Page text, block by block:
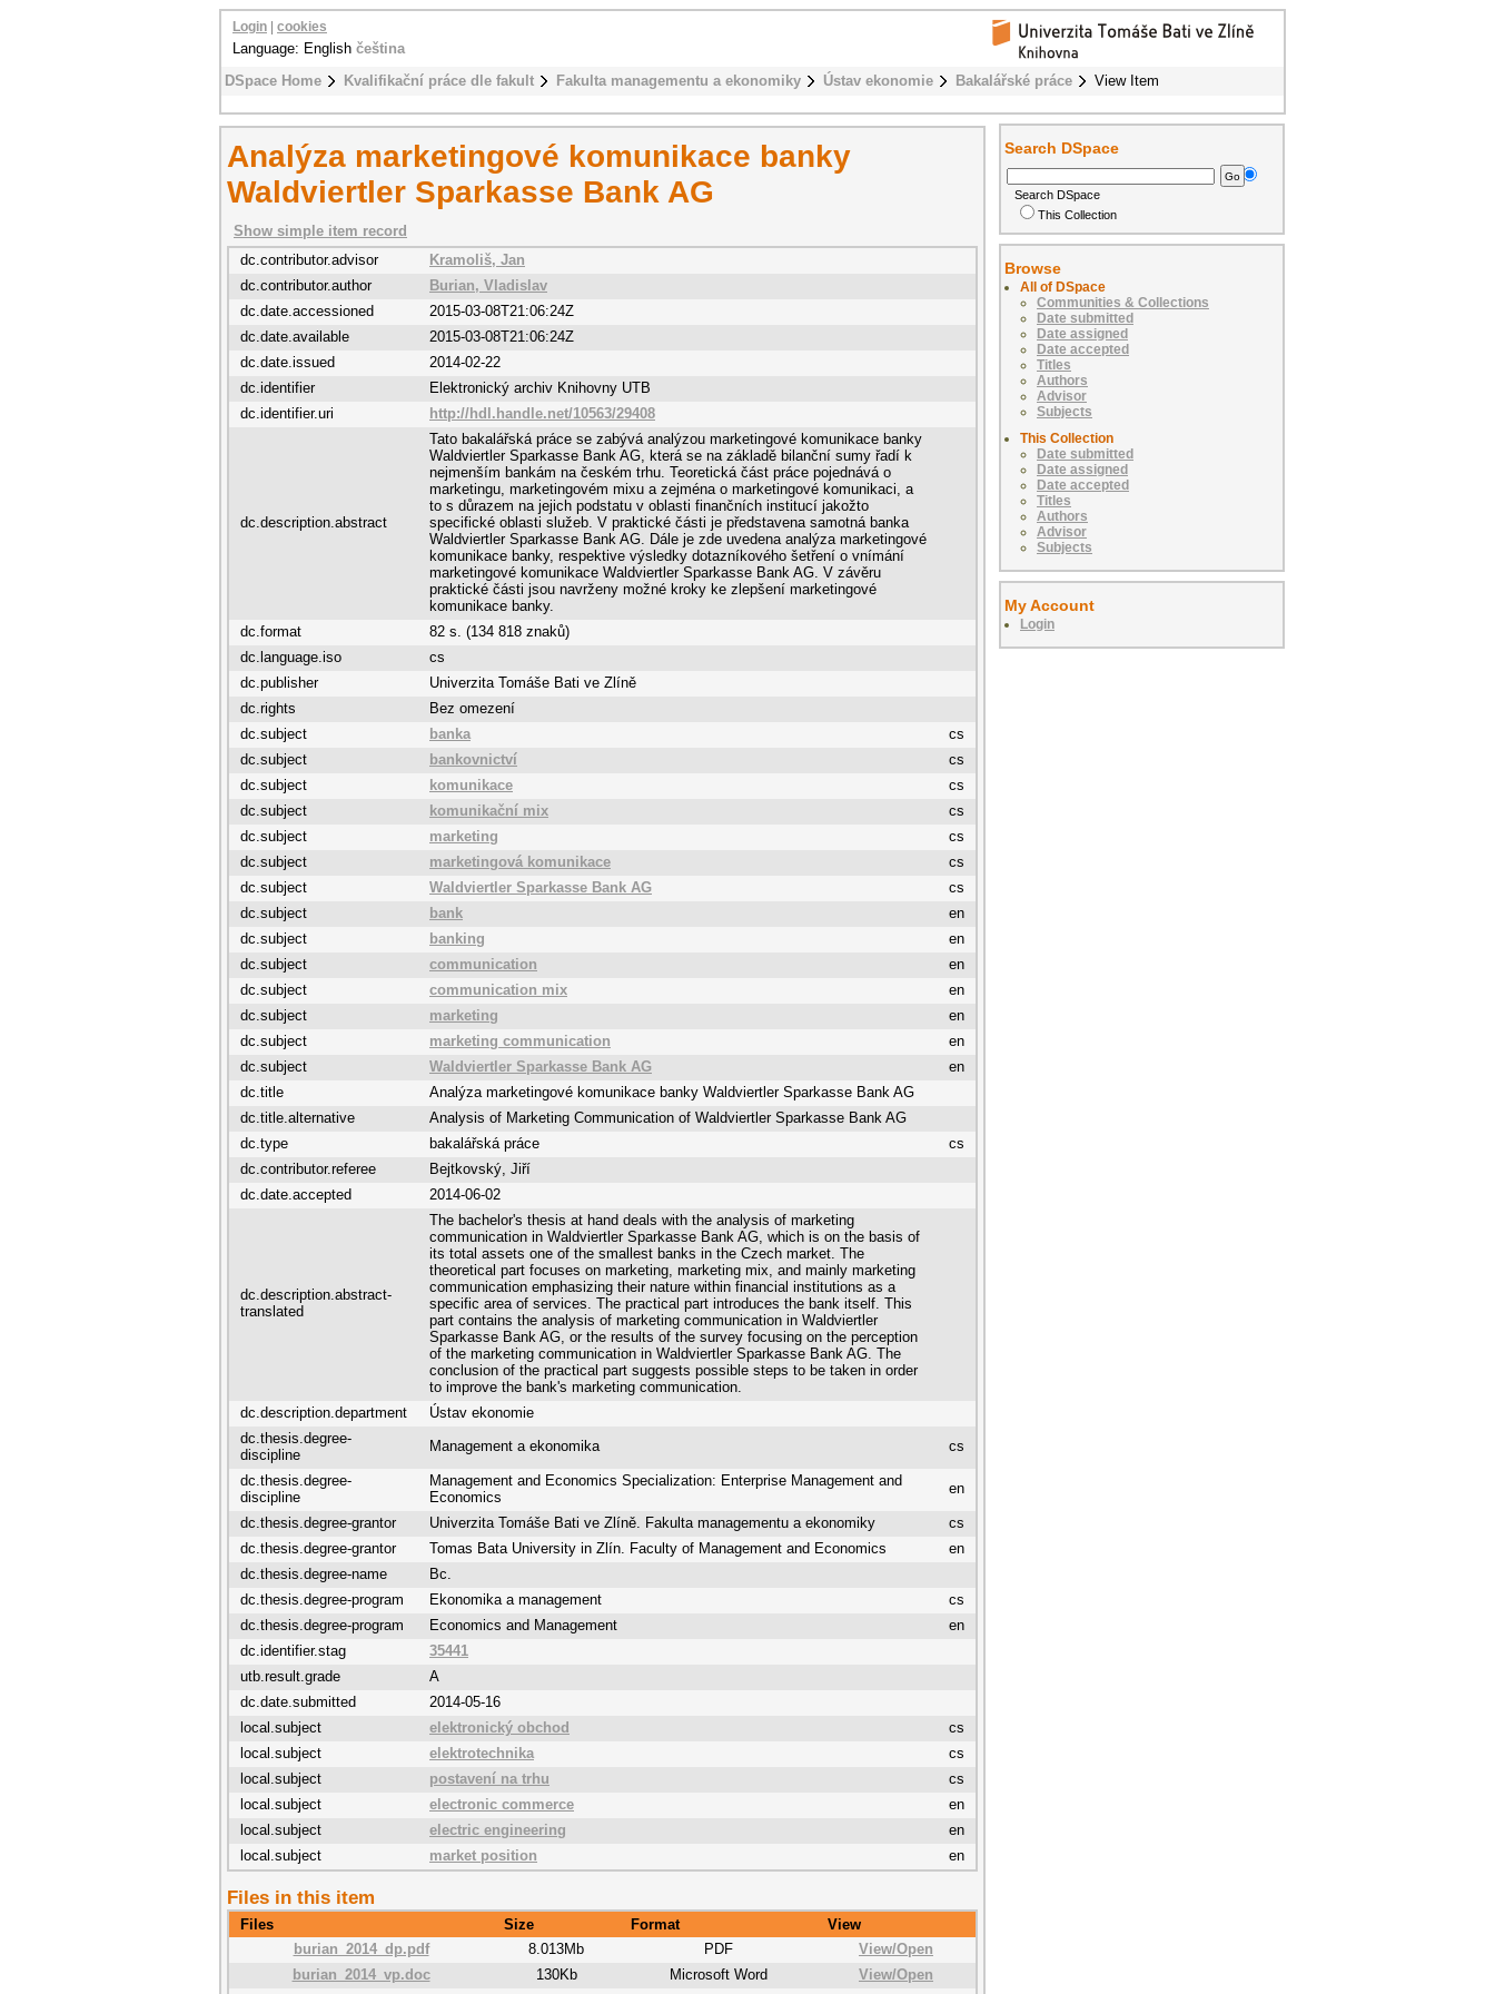
DSpace Home Kvalifikační práce dle fakult Fakulta managementu a ekonomiky Ústav ekonomie Bakalářské práce View Item
Login cookies
Language: English čeština
Analýza marketingové komunikace banky
Waldviertler Sparkasse Bank AG
Show simple item record
dc.contributor.advisor
Kramoliš, Jan
dc.contributor.author
Burian, Vladislav
dc.date.accessioned
2015-03-08T21:06:24Z
dc.date.available
2015-03-08T21:06:24Z
dc.date.issued
2014-02-22
dc.identifier
Elektronický archiv Knihovny UTB
dc.identifier.uri
http://hdl.handle.net/10563/29408
dc.description.abstract
Tato bakalářská práce se zabývá analýzou marketingové komunikace banky
Waldviertler Sparkasse Bank AG, která se na základě bilanční sumy řadí k
nejmenším bankám na českém trhu. Teoretická část práce pojednává o
marketingu, marketingovém mixu a zejména o marketingové komunikaci, a
to s důrazem na jejich podstatu v oblasti finančních institucí jakožto
specifické oblasti služeb. V praktické části je představena samotná banka
Waldviertler Sparkasse Bank AG. Dále je zde uvedena analýza marketingové
komunikace banky, respektive výsledky dotazníkového šetření o vnímání
marketingové komunikace Waldviertler Sparkasse Bank AG. V závěru
praktické části jsou navrženy možné kroky ke zlepšení marketingové
komunikace banky.
dc.format
82 s. (134 818 znaků)
dc.language.iso
cs
dc.publisher
Univerzita Tomáše Bati ve Zlíně
dc.rights
Bez omezení
dc.subject
banka
cs
dc.subject
bankovnictví
cs
dc.subject
komunikace
cs
dc.subject
komunikační mix
cs
dc.subject
marketing
cs
dc.subject
marketingová komunikace
cs
dc.subject
Waldviertler Sparkasse Bank AG
cs
dc.subject
bank
en
dc.subject
banking
en
dc.subject
communication
en
dc.subject
communication mix
en
dc.subject
marketing
en
dc.subject
marketing communication
en
dc.subject
Waldviertler Sparkasse Bank AG
en
dc.title
Analýza marketingové komunikace banky Waldviertler Sparkasse Bank AG
dc.title.alternative
Analysis of Marketing Communication of Waldviertler Sparkasse Bank AG
dc.type
bakalářská práce
cs
dc.contributor.referee
Bejtkovský, Jiří
dc.date.accepted
2014-06-02
dc.description.abstract-
translated
The bachelor's thesis at hand deals with the analysis of marketing
communication in Waldviertler Sparkasse Bank AG, which is on the basis of
its total assets one of the smallest banks in the Czech market. The
theoretical part focuses on marketing, marketing mix, and mainly marketing
communication emphasizing their nature within financial institutions as a
specific area of services. The practical part introduces the bank itself. This
part contains the analysis of marketing communication in Waldviertler
Sparkasse Bank AG, or the results of the survey focusing on the perception
of the marketing communication in Waldviertler Sparkasse Bank AG. The
conclusion of the practical part suggests possible steps to be taken in order
to improve the bank's marketing communication.
dc.description.department
Ústav ekonomie
dc.thesis.degree-
discipline
Management a ekonomika cs
dc.thesis.degree-
discipline
Management and Economics Specialization: Enterprise Management and
Economics
en
dc.thesis.degree-grantor Univerzita Tomáše Bati ve Zlíně. Fakulta managementu a ekonomiky
cs
dc.thesis.degree-grantor
Tomas Bata University in Zlín. Faculty of Management and Economics
en
dc.thesis.degree-name
Bc.
dc.thesis.degree-program
Ekonomika a management
cs
dc.thesis.degree-program
Economics and Management
en
dc.identifier.stag
35441
utb.result.grade
A
dc.date.submitted
2014-05-16
local.subject
elektronický obchod
cs
local.subject
elektrotechnika
cs
local.subject
postavení na trhu
cs
local.subject
electronic commerce
en
local.subject
electric engineering
en
local.subject
market position en
Files in this item
Files Size Format
View
burian_2014_dp.pdf
8.013Mb PDF View/Open
burian_2014_vp.doc
130Kb Microsoft Word View/Open
Search DSpace
Search DSpace
This Collection
Browse
All of DSpace
Communities & Collections
Date submitted
Date assigned
Date accepted
Titles
Authors
Advisor
Subjects
This Collection
Date submitted
Date assigned
Date accepted
Titles
Authors
Advisor
Subjects
My Account
Login